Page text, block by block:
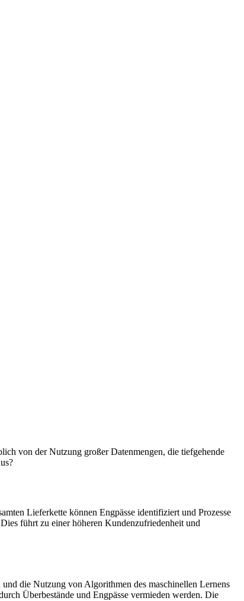
von der Nutzung großer Datenmengen, die tiefgehende
Lieferkette können Engpässe identifiziert und Prozesse
führt zu einer höheren Kundenzufriedenheit und
die Nutzung von Algorithmen des maschinellen Lernens
Überbestände und Engpässe vermieden werden. Die